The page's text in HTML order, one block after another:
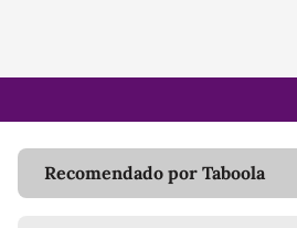
Recomendado por Taboola